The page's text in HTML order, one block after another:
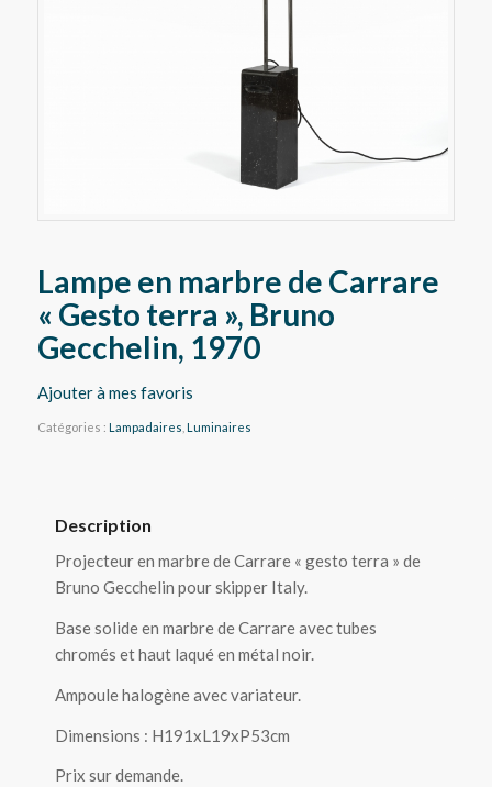
Lampe en marbre de Carrare
« Gesto terra », Bruno
Gecchelin, 1970
Ajouter à mes favoris
Catégories : Lampadaires Luminaires
Description
Projecteur en marbre de Carrare « gesto terra » de
Bruno Gecchelin pour skipper Italy.
Base solide en marbre de Carrare avec tubes
chromés et haut laqué en métal noir.
Ampoule halogène avec variateur.
Dimensions : H191xL19xP53cm
Prix sur demande.